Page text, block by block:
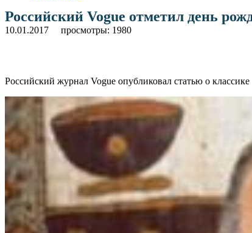
Российский Vogue отметил день
10.01.2017 просмотры: 1980
Российский журнал Vogue опубликовал статью о